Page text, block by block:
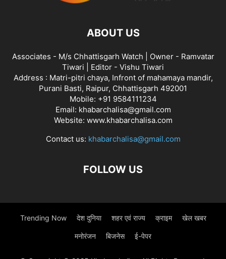
ABOUT US
Associates - M/s Chhattisgarh Watch | Owner - Ramvatar
Tiwari | Editor - Vishu Tiwari
Address : Matri-pitri chaya, Infront of mahamaya mandir,
Purani Basti, Raipur, Chhattisgarh 492001
Mobile: +91 9584111234
Email: khabarchalisa@gmail.com
Website: www.khabarchalisa.com
Contact us: khabarchalisa@gmail.com
FOLLOW US
Trending Now देश दुनिया शहर एवं राज्य क्राइम खेल खबर
मनोरंजन बिजनेस ई-पेपर